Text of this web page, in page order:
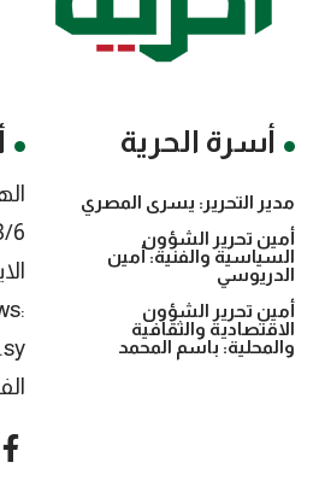
أسرة الحرية
مدير التحرير: يسرى المصري
أمين تحرير الشؤون
السياسية والفنية: أمين
الدريوسي
أمين تحرير الشؤون
الاقتصادية والثقافية
والمحلية: باسم المحمد
.sy